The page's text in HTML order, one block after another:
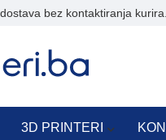
bez kontaktiranja kurira.
3D PRINTERI